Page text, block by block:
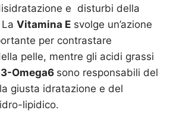
e disturbi della
Vitamina E svolge un’azione
per contrastare
pelle, mentre gli acidi grassi
Omega6 sono responsabili del
giusta idratazione e del
lipidico.